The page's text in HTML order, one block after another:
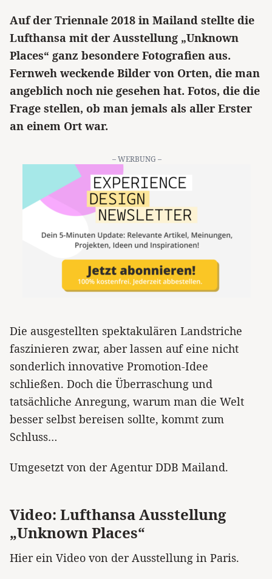
Auf der Triennale 2018 in Mailand stellte die
Lufthansa mit der Ausstellung „Unknown
Places“ ganz besondere Fotografien aus.
Fernweh weckende Bilder von Orten, die man
angeblich noch nie gesehen hat. Fotos, die die
Frage stellen, ob man jemals als aller Erster
an einem Ort war.
– WERBUNG –
Die ausgestellten spektakulären Landstriche
faszinieren zwar, aber lassen auf eine nicht
sonderlich innovative Promotion-Idee
schließen. Doch die Überraschung und
tatsächliche Anregung, warum man die Welt
besser selbst bereisen sollte, kommt zum
Schluss…
Umgesetzt von der Agentur DDB Mailand.
Video: Lufthansa Ausstellung
„Unknown Places“
Hier ein Video von der Ausstellung in Paris.